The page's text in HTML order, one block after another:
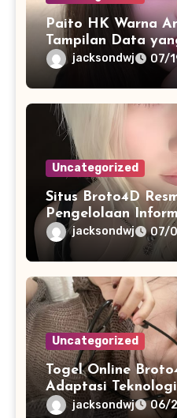
Paito HK Warna
Tampilan Data
Dipahami dan
jacksondwj 07/
Uncategorized
Situs Broto4D
Pengelolaan
Data Harian
jacksondwj 07/
Uncategorized
Togel Online
Adaptasi
Permainan
jacksondwj 06/